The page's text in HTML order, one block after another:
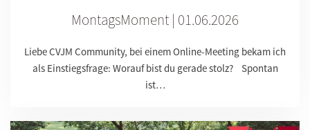
MontagsMoment | 01.06.2026
Liebe CVJM Community, bei einem Online-Meeting bekam ich
als Einstiegsfrage: Worauf bist du gerade stolz? Spontan
ist…